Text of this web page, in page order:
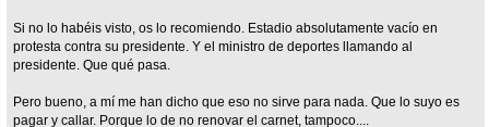
Si no lo habéis visto, os lo recomiendo. Estadio absolutamente vacío en
protesta contra su presidente. Y el ministro de deportes llamando al
presidente. Que qué pasa.
Pero bueno, a mí me han dicho que eso no sirve para nada. Que lo suyo es
pagar y callar. Porque lo de no renovar el carnet, tampoco....